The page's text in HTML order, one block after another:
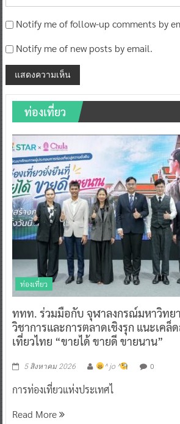
Notify me of follow-up comments by
Notify me of new posts by email.
ท่องเที่ยว
ท่องเที่ยว
ททท. ร่วมมือกับ จุฬาลงกรณ์มหาวิทย
วิชาการและการตลาดเชิงรุก แนะเค
เที่ยวไทย “ขายได้ ขายดี ขายนาน”
5 สิงหาคม 2026 ^ jo ^ 0
การท่องเที่ยวแห่งประเทศไ
Read More